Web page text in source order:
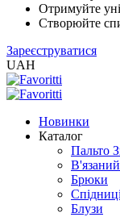
Отримуйте
Створюйте
Зареєструватися
UAH
Новинки
Каталог
Пальто
Брюки
Спідниці
Блузи
XLS
EXCEL
2005
(Опт)
XLSX